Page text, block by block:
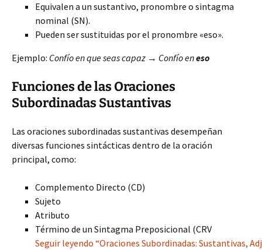
Equivalen a un sustantivo, pronombre o sintagma
nominal (SN).
Pueden ser sustituidas por el pronombre «eso».
Ejemplo: Confío en que seas capaz → Confío eneso
Funciones de las Oraciones
Subordinadas Sustantivas
Las oraciones subordinadas sustantivas desempeñan
diversas funciones sintácticas dentro de la oración
principal, como:
Complemento Directo (CD)
Sujeto
Atributo
Término de un Sintagma Preposicional (CRV
Seguir leyendo “Oraciones Subordinadas: Sustantivas,